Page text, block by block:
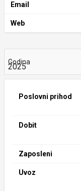
Email
Web
Godina
Poslovni prihod
Dobit
Zaposleni
Uvoz